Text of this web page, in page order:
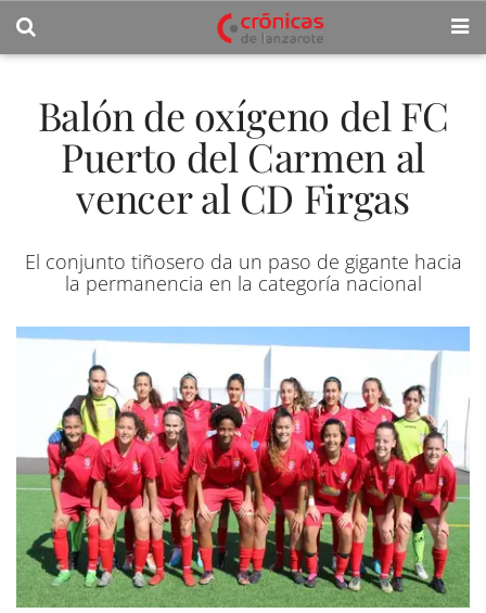
Balón de oxígeno del FC
Puerto del Carmen al
vencer al CD Firgas
El conjunto tiñosero da un paso de gigante hacia
la permanencia en la categoría nacional